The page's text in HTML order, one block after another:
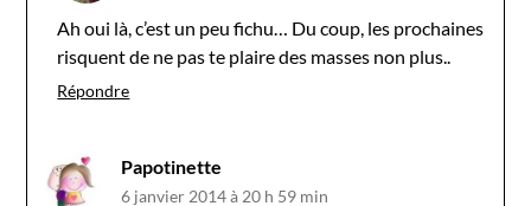
Ah oui là, c’est un peu fichu… Du coup, les prochaines
risquent de ne pas te plaire des masses non plus..
Répondre
Papotinette
6 janvier 2014 à 20 h 59 min